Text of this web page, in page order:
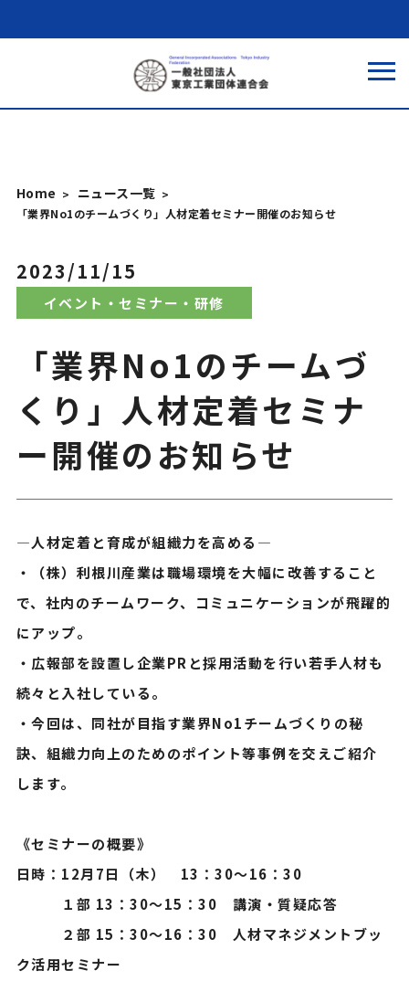
Home ニュース一覧
「業界No1のチームづくり」人材定着セミナー開催のお知らせ
2023/11/15
イベント・セミナー・研修
「業界No1のチームづ
くり」人材定着セミナ
ー開催のお知らせ
—人材定着と育成が組織力を高める—
・（株）利根川産業は職場環境を大幅に改善すること
で、社内のチームワーク、コミュニケーションが飛躍的
にアップ。
・広報部を設置し企業PRと採用活動を行い若手人材も
続々と入社している。
・今回は、同社が目指す業界No1チームづくりの秘
訣、組織力向上のためのポイント等事例を交えご紹介
します。
《セミナーの概要》
日時：12月7日（木） 13：30～16：30
１部 13：30～15：30 講演・質疑応答
２部 15：30～16：30 人材マネジメントブッ
ク活用セミナー